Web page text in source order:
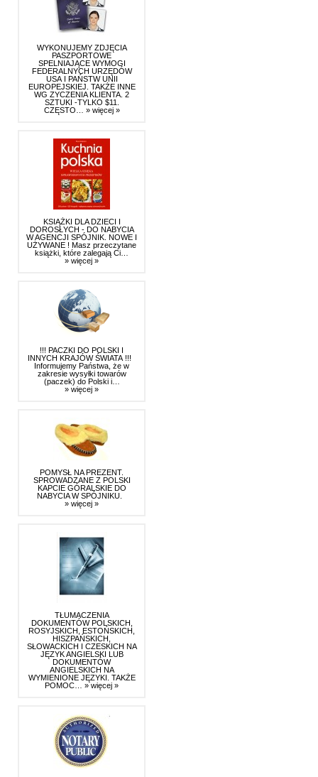
WYKONUJEMY ZDJĘCIA
PASZPORTOWE
SPELNIAJĄCE WYMOGI
FEDERALNYCH URZĘDÓW
USA I PAŃSTW UNII
EUROPEJSKIEJ. TAKŻE INNE
WG ZYCZENIA KLIENTA. 2
SZTUKI -TYLKO $11.
CZĘSTO… » więcej »
KSIĄŻKI DLA DZIECI I
DOROSŁYCH - DO NABYCIA
W AGENCJI SPÓJNIK. NOWE I
UŻYWANE ! Masz przeczytane
książki, które zalegają Ci…
» więcej »
!!! PACZKI DO POLSKI I
INNYCH KRAJÓW ŚWIATA !!!
Informujemy Państwa, że w
zakresie wysyłki towarów
(paczek) do Polski i…
» więcej »
POMYSŁ NA PREZENT.
SPROWADZANE Z POLSKI
KAPCIE GÓRALSKIE DO
NABYCIA W SPÓJNIKU.
» więcej »
TŁUMACZENIA
DOKUMENTÓW POLSKICH,
ROSYJSKICH, ESTOŃSKICH,
HISZPAŃSKICH,
SŁOWACKICH I CZESKICH NA
JĘZYK ANGIELSKI LUB
DOKUMENTÓW
ANGIELSKICH NA
WYMIENIONE JĘZYKI. TAKŻE
POMOC… » więcej »